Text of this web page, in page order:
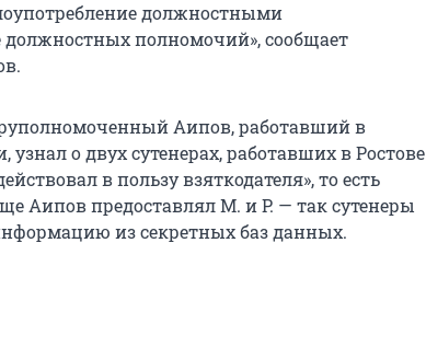
должностными
полномочий», сообщает
Аипов, работавший в
узнал о двух сутенерах, работавших в Ростове
в пользу взяткодателя», то есть
Аипов предоставлял М. и Р. — так сутенеры
из секретных баз данных.